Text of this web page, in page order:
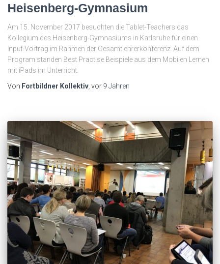
Heisenberg-Gymnasium
Am 15. November 2017 besuchten die Tablet-Teachers das
Kollegium des Heisenberg-Gymnasiums in Karlsruhe für einen
Input-Vortrag im Rahmen der Gesamtlehrerkonferenz. Auf dem
Program standen Best Practise Beispiele aus dem Mobilen Lernen
mit iPads im Unterricht.
Von Fortbildner Kollektiv , vor 9 Jahren